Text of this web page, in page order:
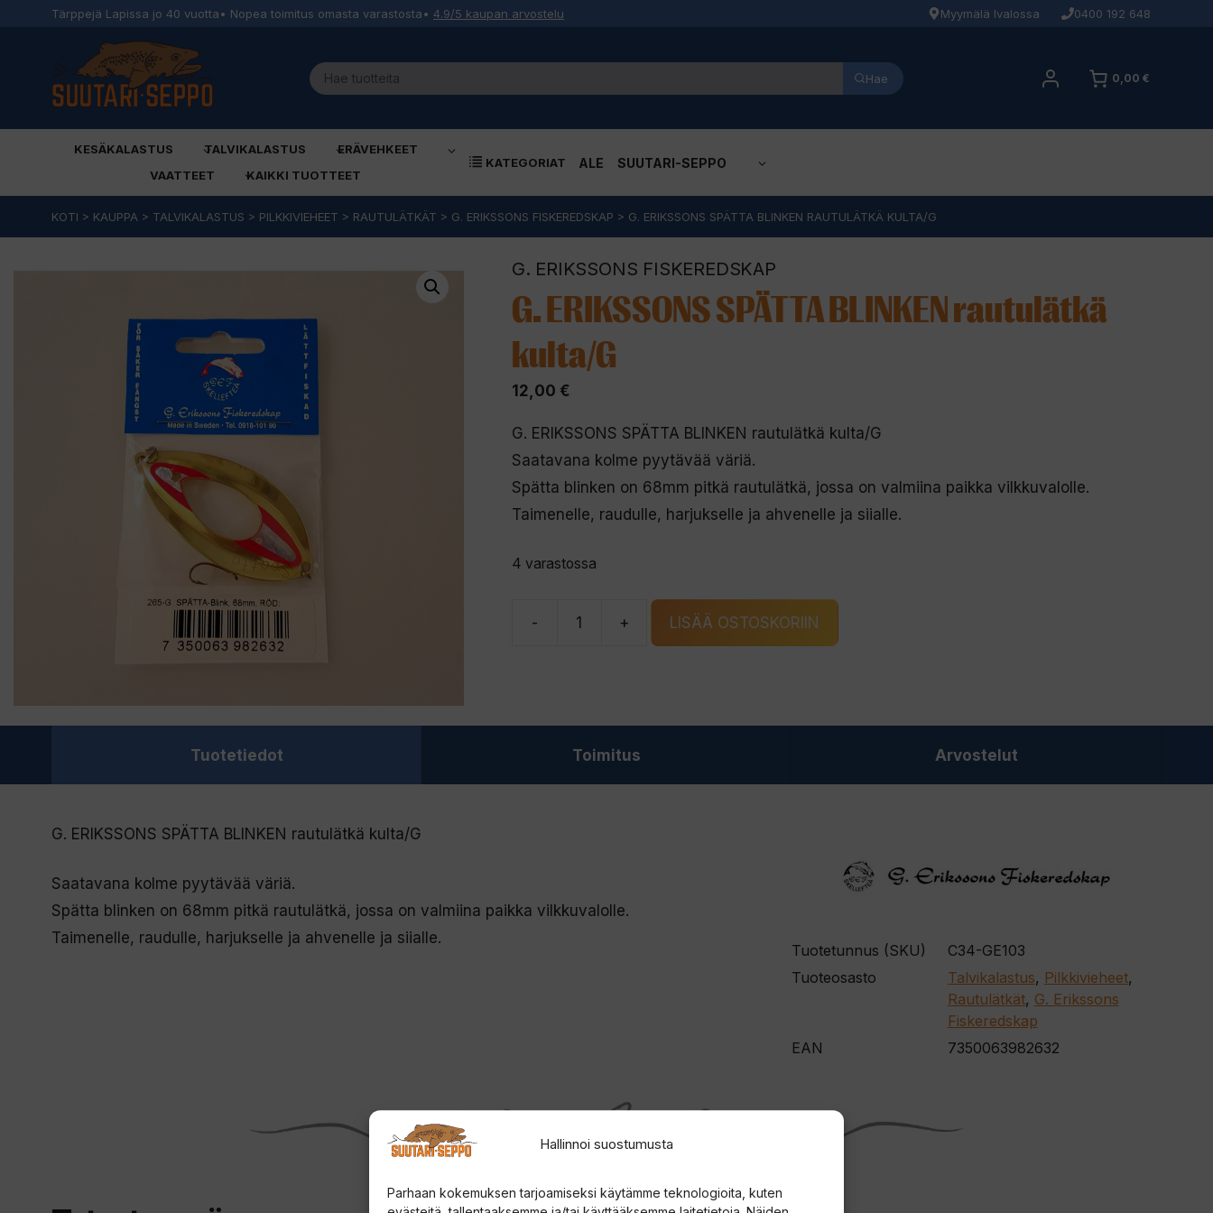
Hallinnoi suostumusta
Parhaan kokemuksen tarjoamiseksi käytämme teknologioita, kuten
Tärppejä Lapissa jo 40 vuotta• Nopea toimitus omasta varastosta• 4.9/5 kaupan arvostelu Myymälä Ivalossa 0400 192 648
Hae 0,00 €
KESÄKALASTUS TALVIKALASTUS
ERÄVEHKEET
VAATTEET
KAIKKI TUOTTEET
KATEGORIAT ALE SUUTARI-SEPPO
sisältöön
KOTI > KAUPPA > TALVIKALASTUS > PILKKIVIEHEET > RAUTULÄTKÄT > G. ERIKSSONS FISKEREDSKAP > G. ERIKSSONS SPÄTTA BLINKEN RAUTULÄTKÄ KULTA/G
G. ERIKSSONS FISKEREDSKAP
G. ERIKSSONS SPÄTTA BLINKEN rautulätkä
kulta/G
12,00 €
G. ERIKSSONS SPÄTTA BLINKEN rautulätkä kulta/G
Saatavana kolme pyytävää väriä.
Spätta blinken on 68mm pitkä rautulätkä, jossa on valmiina paikka vilkkuvalolle.
Taimenelle, raudulle, harjukselle ja ahvenelle ja siialle.
4 varastossa
- + LISÄÄ OSTOSKORIIN
Tuotetiedot Toimitus Arvostelut
G. ERIKSSONS SPÄTTA BLINKEN rautulätkä kulta/G
Saatavana kolme pyytävää väriä.
Spätta blinken on 68mm pitkä rautulätkä, jossa on valmiina paikka vilkkuvalolle.
Taimenelle, raudulle, harjukselle ja ahvenelle ja siialle.
Tuotetunnus (SKU)
C34-GE103
Tuoteosasto
Talvikalastus, Pilkkivieheet,
Rautulätkät, G. Erikssons
Fiskeredskap
EAN
7350063982632